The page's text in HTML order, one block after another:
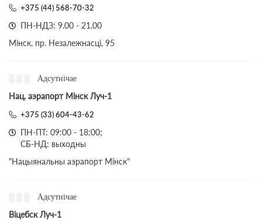
+375 (44) 568-70-32
ПН-НДЗ: 9.00 - 21.00
Мінск, пр. Незалежнасці, 95
Адсутнічае
Нац. аэрапорт Мінск Луч-1
+375 (33) 604-43-62
ПН-ПТ: 09:00 - 18:00;
СБ-НД: выходны
"Нацыянальны аэрапорт Мінск"
Адсутнічае
Віцебск Луч-1